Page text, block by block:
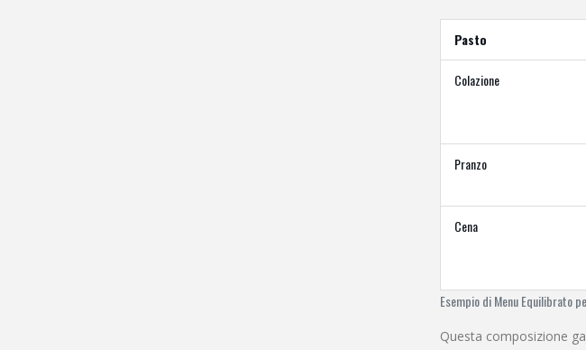
Esempio di Menu Equilibrato
Pasto
Colazione
Pranzo
Cena
Questa composizione